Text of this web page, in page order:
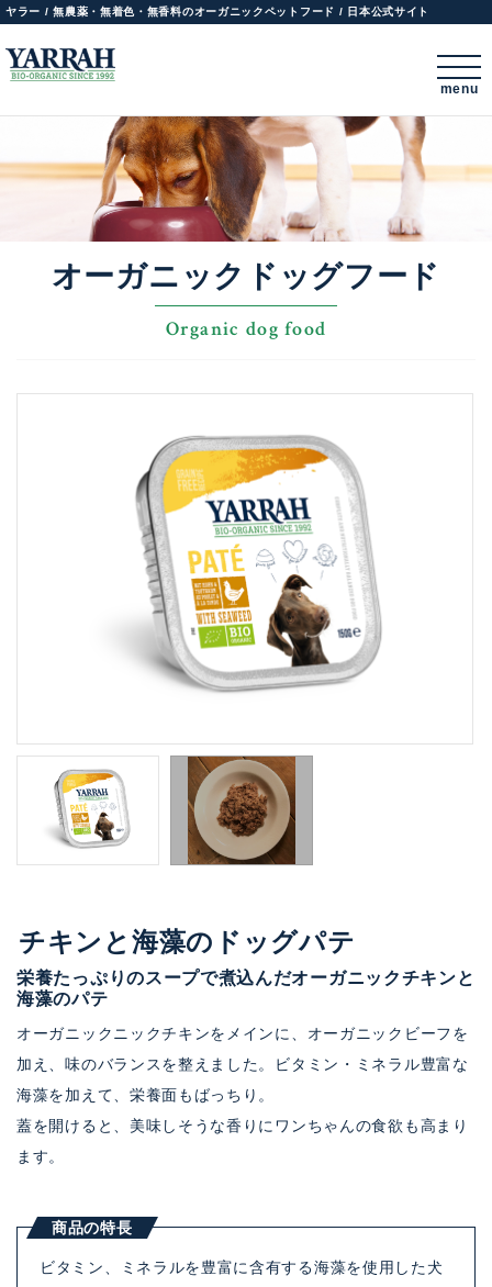
ヤラー / 無農薬・無着色・無香料のオーガニックペットフード / 日本公式サイト
menu
オーガニックドッグフード
Organic dog food
チキンと海藻のドッグパテ
栄養たっぷりのスープで煮込んだオーガニックチキンと
海藻のパテ
オーガニックニックチキンをメインに、オーガニックビーフを
加え、味のバランスを整えました。ビタミン・ミネラル豊富な
海藻を加えて、栄養面もばっちり。
蓋を開けると、美味しそうな香りにワンちゃんの食欲も高まり
ます。
商品の特長
ビタミン、ミネラルを豊富に含有する海藻を使用した犬